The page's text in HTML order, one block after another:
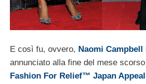
E così fu, ovvero, Naomi Campbell
annunciato alla fine del mese
Fashion For Relief™ Japan Appeal